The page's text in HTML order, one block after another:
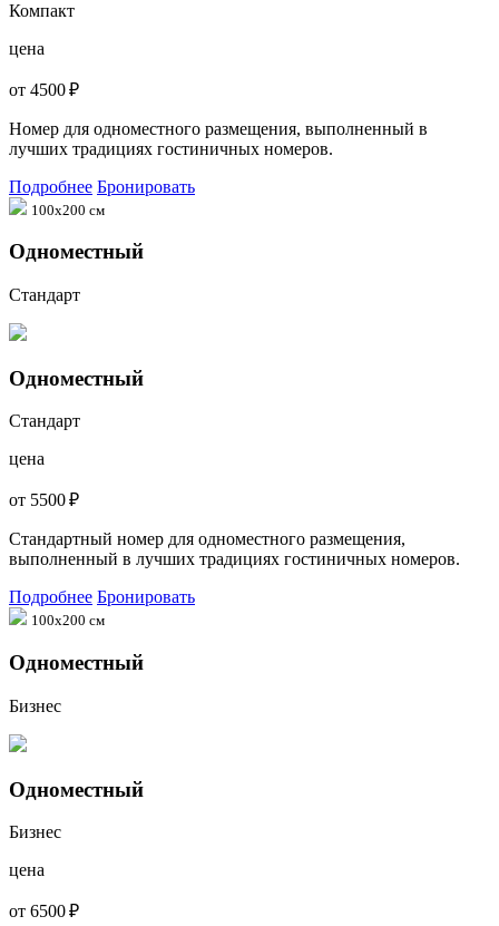
Компакт
цена
от 4500 ₽
Номер для одноместного размещения, выполненный в
лучших традициях гостиничных номеров.
Подробнее Бронировать
100х200 см
Одноместный
Стандарт
Одноместный
Стандарт
цена
от 5500 ₽
Стандартный номер для одноместного размещения,
выполненный в лучших традициях гостиничных номеров.
Подробнее Бронировать
100х200 см
Одноместный
Бизнес
Одноместный
Бизнес
цена
от 6500 ₽